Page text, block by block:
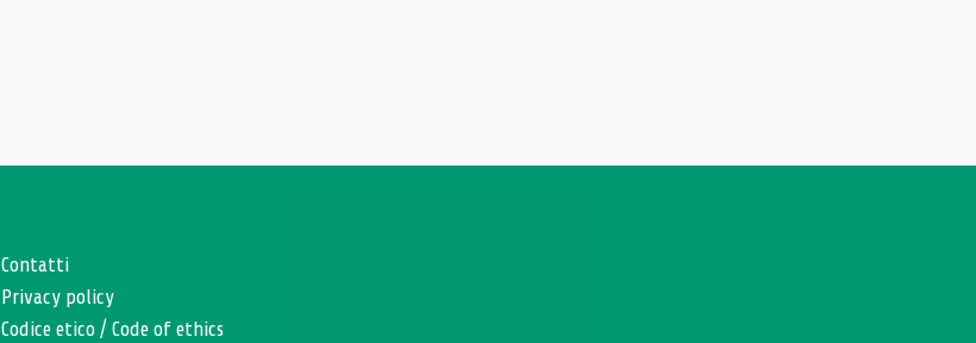
Contatti
Privacy policy
Codice etico /Code of ethics